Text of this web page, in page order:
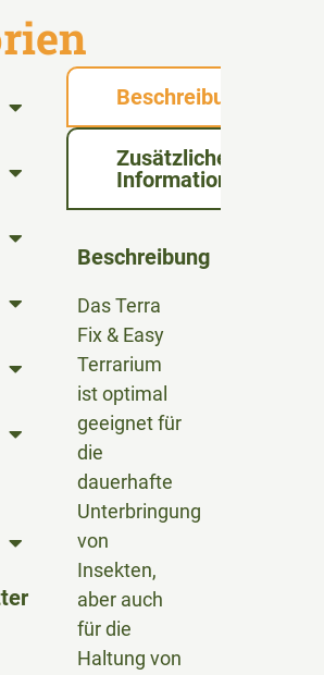
Beschreibung
Zusätzliche
Informationen
Beschreibung
Das Terra
Fix & Easy
Terrarium
ist optimal
geeignet für
die
dauerhafte
Unterbringung
von
Insekten,
aber auch
für die
Haltung von